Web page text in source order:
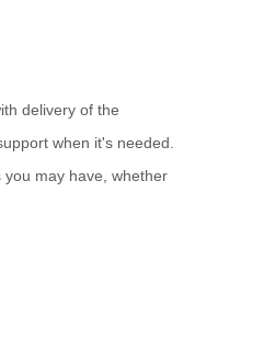
delivery of the
when it's needed.
may have, whether